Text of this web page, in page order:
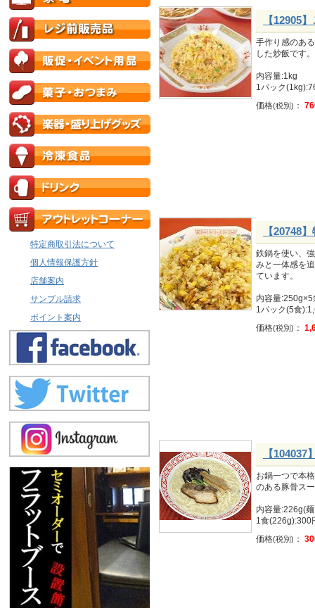
特定商取引法について
個人情報保護方針
店舗案内
サンプル請求
ポイント案内
【12905
手作り感のあ
した炒飯です。
内容量:1kg
1パック
価格(税別) ：
【20748
鉄鍋を使い、
みと一体感を
ています。
内容量:250g×5
1パック(5食
価格(税別) ：
【
お鍋一つで本
のある豚骨ス
内容量:226g(
1食(226g):300
価格(税別) ：